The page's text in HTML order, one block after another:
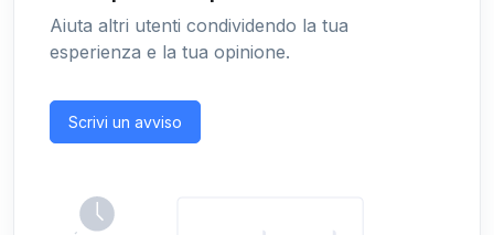
Aiuta altri utenti condividendo la tua
esperienza e la tua opinione.
Scrivi un avviso